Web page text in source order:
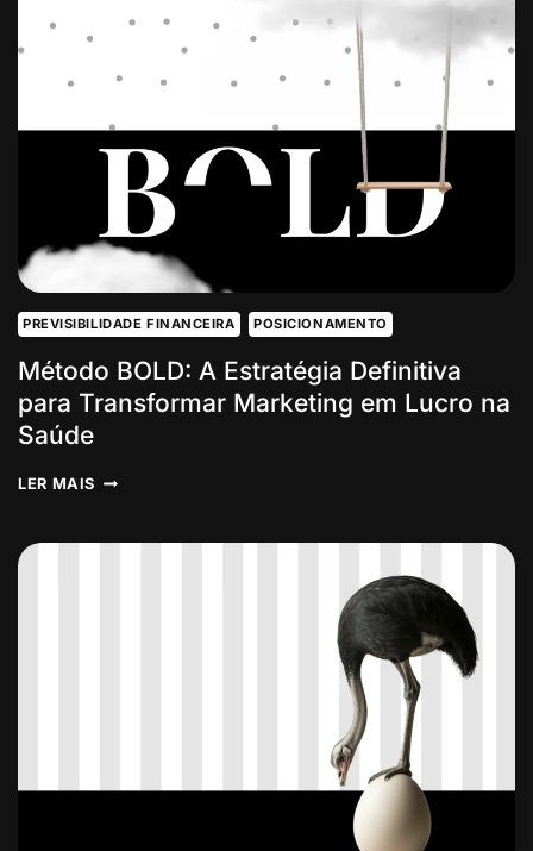
ANÁLISES
ERRO
DE
EXAMES
COMO
COMMODITY
PREVISIBILIDADE FINANCEIRA POSICIONAMENTO
Método BOLD: A Estratégia Definitiva
para Transformar Marketing em Lucro na
Saúde
LER MAIS MÉTODO
ESTRATÉGIA